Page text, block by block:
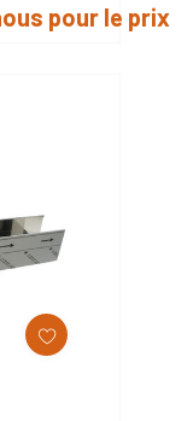
pour le prix